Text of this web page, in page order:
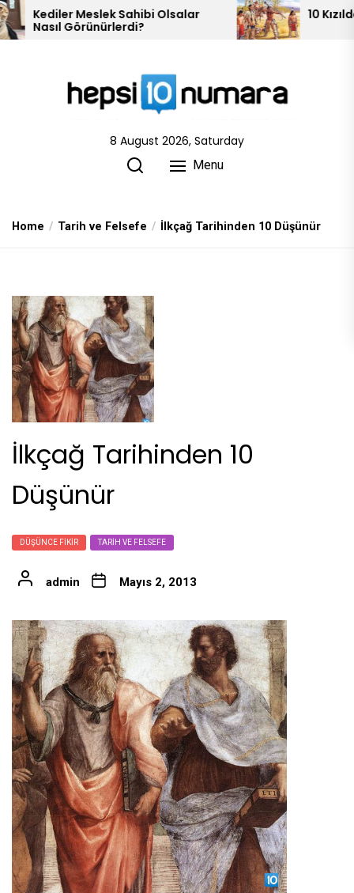
Skip
to
Olsalar
10 Kızılderili Kabilesi
8 August 2026, Saturday
Menu
Home Tarih ve Felsefe İlkçağ Tarihinden 10 Düşünür
İlkçağ Tarihinden 10
Düşünür
DÜŞÜNCE FIKIR TARIH VE FELSEFE
admin Mayıs 2, 2013